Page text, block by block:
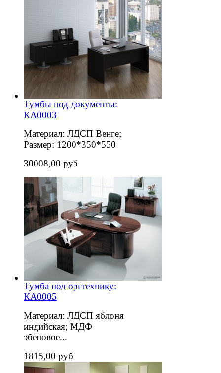
Тумбы под документы:
КА0003
Материал: ЛДСП Венге;
Размер: 1200*350*550
30008,00 руб
Тумба под оргтехнику:
КА0005
Материал: ЛДСП яблоня
индийская; МДФ
эбеновое...
1815,00 руб